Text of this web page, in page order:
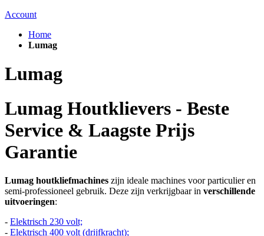
Account
Home
Lumag
Lumag
Lumag Houtklievers - Beste
Service & Laagste Prijs
Garantie
Lumag houtkliefmachines zijn ideale machines voor particulier en
semi-professioneel gebruik. Deze zijn verkrijgbaar in verschillende
uitvoeringen:
- Elektrisch 230 volt;
- Elektrisch 400 volt (drijfkracht);